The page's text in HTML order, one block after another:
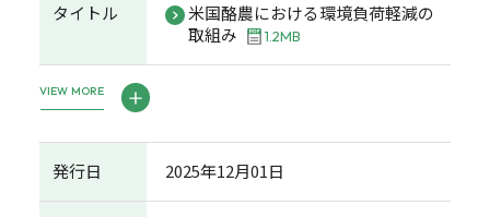
タイトル
米国酪農における環境負荷軽減の
取組み
1.2MB
VIEW MORE
発行日 2025年12月01日